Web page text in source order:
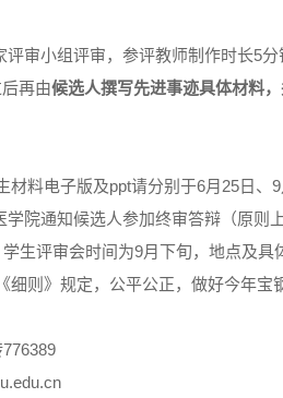
评审小组评审，参评教师制作时长5
再由候选人撰写先进事迹具体材料
材料电子版及ppt请分别于6月25日、
学院通知候选人参加终审答辩（原则
生评审会时间为9月下旬，地点及具
细则》规定，公平公正，做好今年宝